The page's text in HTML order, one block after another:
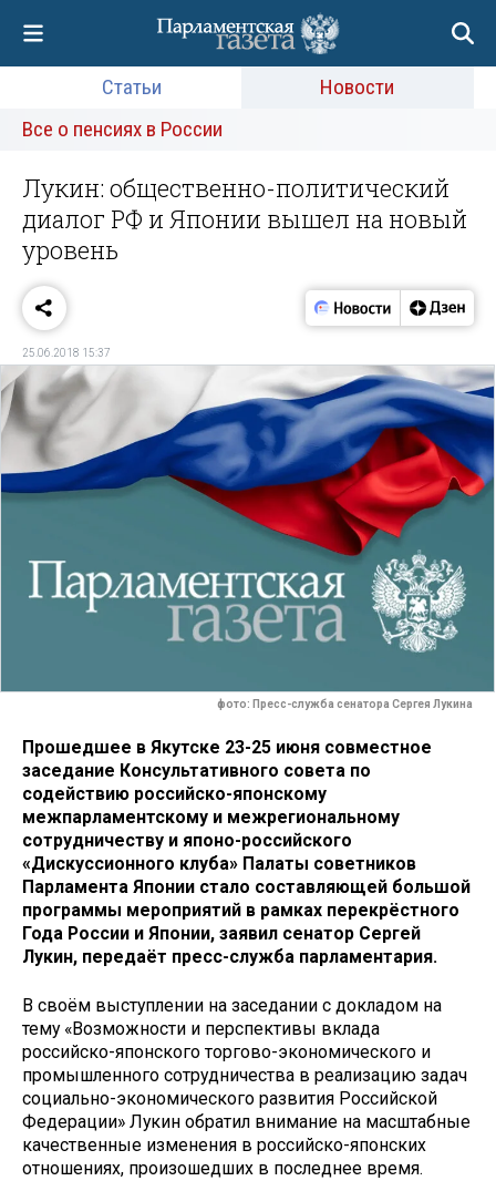
Статьи
Новости
Все о пенсиях в России
Лукин: общественно-политический
диалог РФ и Японии вышел на новый
уровень
25.06.2018 15:37
фото: Пресс-служба сенатора Сергея Лукина
Прошедшее в Якутске 23-25 июня совместное
заседание Консультативного совета по
содействию российско-японскому
межпарламентскому и межрегиональному
сотрудничеству и японо-российского
«Дискуссионного клуба» Палаты советников
Парламента Японии стало составляющей большой
программы мероприятий в рамках перекрёстного
Года России и Японии, заявил сенатор Сергей
Лукин, передаёт пресс-служба парламентария.
В своём выступлении на заседании с докладом на
тему «Возможности и перспективы вклада
российско-японского торгово-экономического и
промышленного сотрудничества в реализацию задач
социально-экономического развития Российской
Федерации» Лукин обратил внимание на масштабные
качественные изменения в российско-японских
отношениях, произошедших в последнее время.